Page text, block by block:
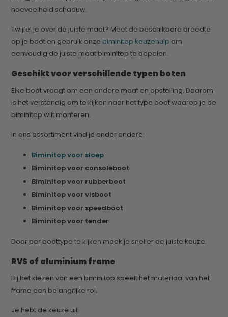
hoeveelheid schaduw.
Twijfel je over de juiste maat? Meet de beschikbare breedte
op je boot en gebruik onze biminitop keuzehulp om
eenvoudig de juiste maat biminitop te bepalen.
Geschikt voor verschillende typen boten
Elke boot vraagt om een andere maat en opstelling. Daarom
is het verstandig om te kijken naar het type boot waarop je de
biminitop wilt monteren.
In ons assortiment vind je onder andere:
Biminitop voor sloep
Biminitop voor consoleboot
Biminitop voor rubberboot
Biminitop voor visboot
Biminitop voor speedboot
Biminitop voor tender
Door per boottype te kijken maak je sneller de juiste keuze.
RVS of aluminium frame
Bij het kiezen van een biminitop speelt het materiaal van het
frame een belangrijke rol.
Je hebt de keuze uit: